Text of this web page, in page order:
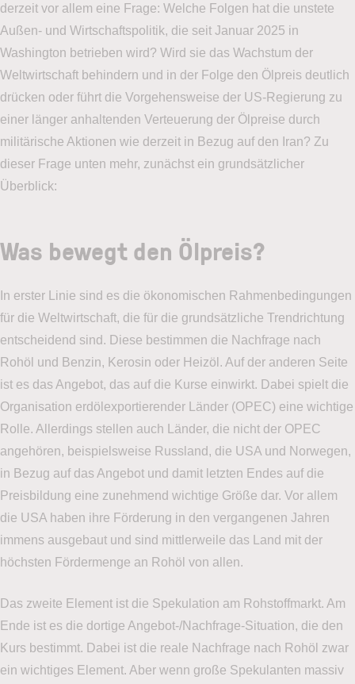
derzeit vor allem eine Frage: Welche Folgen hat die unstete
Außen- und Wirtschaftspolitik, die seit Januar 2025 in
Washington betrieben wird? Wird sie das Wachstum der
Weltwirtschaft behindern und in der Folge den Ölpreis deutlich
drücken oder führt die Vorgehensweise der US-Regierung zu
einer länger anhaltenden Verteuerung der Ölpreise durch
militärische Aktionen wie derzeit in Bezug auf den Iran? Zu
dieser Frage unten mehr, zunächst ein grundsätzlicher
Überblick:
Was bewegt den Ölpreis?
In erster Linie sind es die ökonomischen Rahmenbedingungen
für die Weltwirtschaft, die für die grundsätzliche Trendrichtung
entscheidend sind. Diese bestimmen die Nachfrage nach
Rohöl und Benzin, Kerosin oder Heizöl. Auf der anderen Seite
ist es das Angebot, das auf die Kurse einwirkt. Dabei spielt die
Organisation erdölexportierender Länder (OPEC) eine wichtige
Rolle. Allerdings stellen auch Länder, die nicht der OPEC
angehören, beispielsweise Russland, die USA und Norwegen,
in Bezug auf das Angebot und damit letzten Endes auf die
Preisbildung eine zunehmend wichtige Größe dar. Vor allem
die USA haben ihre Förderung in den vergangenen Jahren
immens ausgebaut und sind mittlerweile das Land mit der
höchsten Fördermenge an Rohöl von allen.
Das zweite Element ist die Spekulation am Rohstoffmarkt. Am
Ende ist es die dortige Angebot-/Nachfrage-Situation, die den
Kurs bestimmt. Dabei ist die reale Nachfrage nach Rohöl zwar
ein wichtiges Element. Aber wenn große Spekulanten massiv